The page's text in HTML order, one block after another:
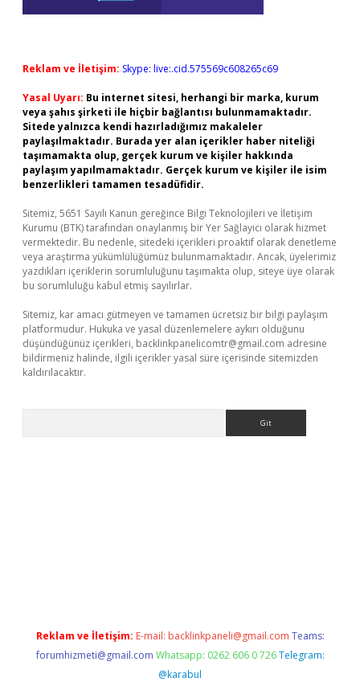
Reklam ve İletişim: Skype: live:.cid.575569c608265c69
Yasal Uyarı: Bu internet sitesi, herhangi bir marka, kurum
veya şahıs şirketi ile hiçbir bağlantısı bulunmamaktadır.
Sitede yalnızca kendi hazırladığımız makaleler
paylaşılmaktadır. Burada yer alan içerikler haber niteliği
taşımamakta olup, gerçek kurum ve kişiler hakkında
paylaşım yapılmamaktadır. Gerçek kurum ve kişiler ile isim
benzerlikleri tamamen tesadüfidir.
Sitemiz, 5651 Sayılı Kanun gereğince Bilgi Teknolojileri ve İletişim
Kurumu (BTK) tarafından onaylanmış bir Yer Sağlayıcı olarak hizmet
vermektedir. Bu nedenle, sitedeki içerikleri proaktif olarak denetleme
veya araştırma yükümlülüğümüz bulunmamaktadır. Ancak, üyelerimiz
yazdıkları içeriklerin sorumluluğunu taşımakta olup, siteye üye olarak
bu sorumluluğu kabul etmiş sayılırlar.
Sitemiz, kar amacı gütmeyen ve tamamen ücretsiz bir bilgi paylaşım
platformudur. Hukuka ve yasal düzenlemelere aykırı olduğunu
düşündüğünüz içerikleri, backlinkpanelicomtr@gmail.com adresine
bildirmeniz halinde, ilgili içerikler yasal süre içerisinde sitemizden
kaldırılacaktır.
Reklam ve İletişim: E-mail: backlinkpaneli@gmail.com Teams:
forumhizmeti@gmail.com Whatsapp: 0262 606 0 726 Telegram:
@karabul